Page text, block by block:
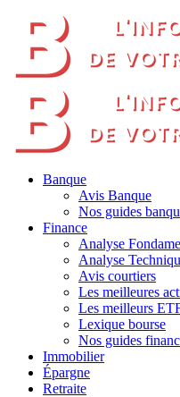
Banque
Avis Banque
Nos guides
Finance
Analyse
Analyse
Avis courtiers
Les meilleures
Les meilleurs
Lexique bourse
Nos guides
Immobilier
Épargne
Retraite